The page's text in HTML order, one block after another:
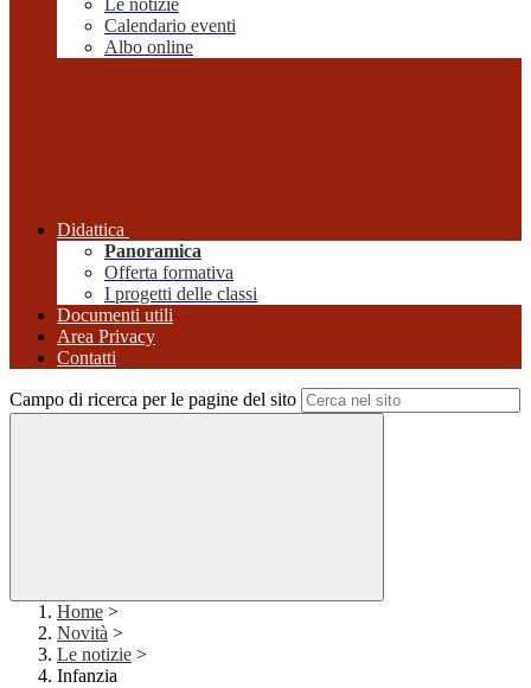
Le notizie
Calendario eventi
Albo online
Didattica
Panoramica
Offerta formativa
I progetti delle classi
Documenti utili
Area Privacy
Contatti
Campo di ricerca per le pagine del sito
Home >
Novità >
Le notizie >
Infanzia